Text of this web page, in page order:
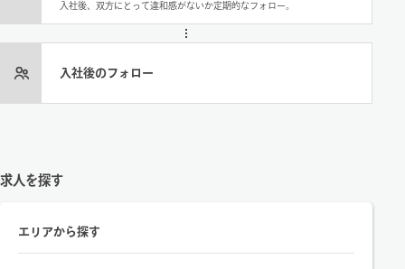
入社後、双方にとって違和感がないか定期的なフォロー。
入社後のフォロー
求人を探す
エリアから探す